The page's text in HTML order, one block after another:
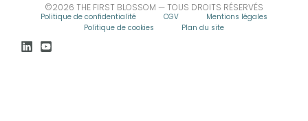
©2026 THE FIRST BLOSSOM — TOUS DROITS RÉSERVÉS
Politique de confidentialité CGV
Mentions légales
Politique de cookies
Plan du site